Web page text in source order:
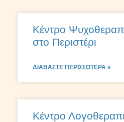
Κέντρο
στο Περιστέρι
ΔΙΑΒΆΣΤΕ ΠΕΡΙΣΣΌΤΕΡΑ »
Κέντρο